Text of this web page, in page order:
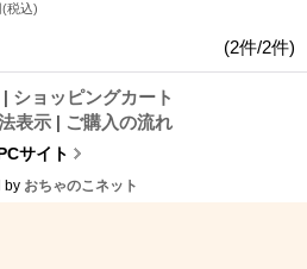
(税込)
(2件/2件)
| ショッピングカート
表示 | ご購入の流れ
サイト
by おちゃのこネット